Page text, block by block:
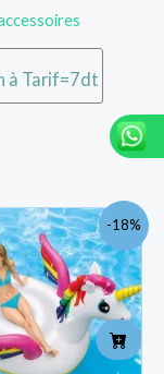
à Tarif=7dt
-18%
Le
prix
initial
était :
TND
168.300.
Le
prix
est